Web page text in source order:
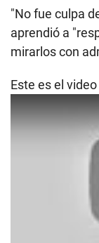
"No fue culpa
aprendió a
mirarlos con
Este es el